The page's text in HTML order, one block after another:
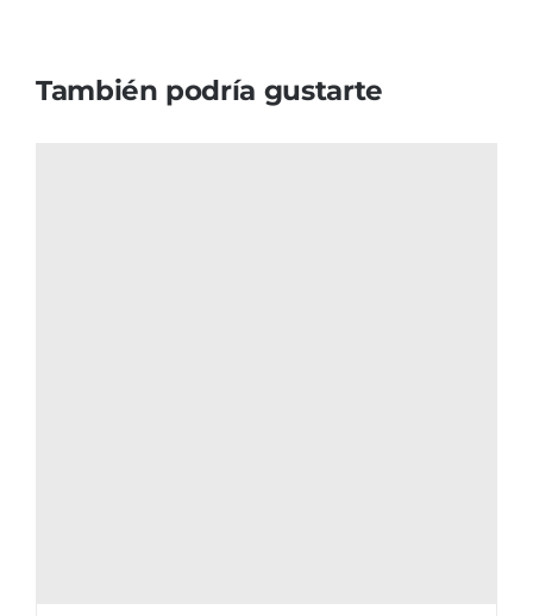
También podría gustarte